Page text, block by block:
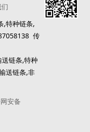
,特种链条,
传
链条,特种
送链条,非
安备